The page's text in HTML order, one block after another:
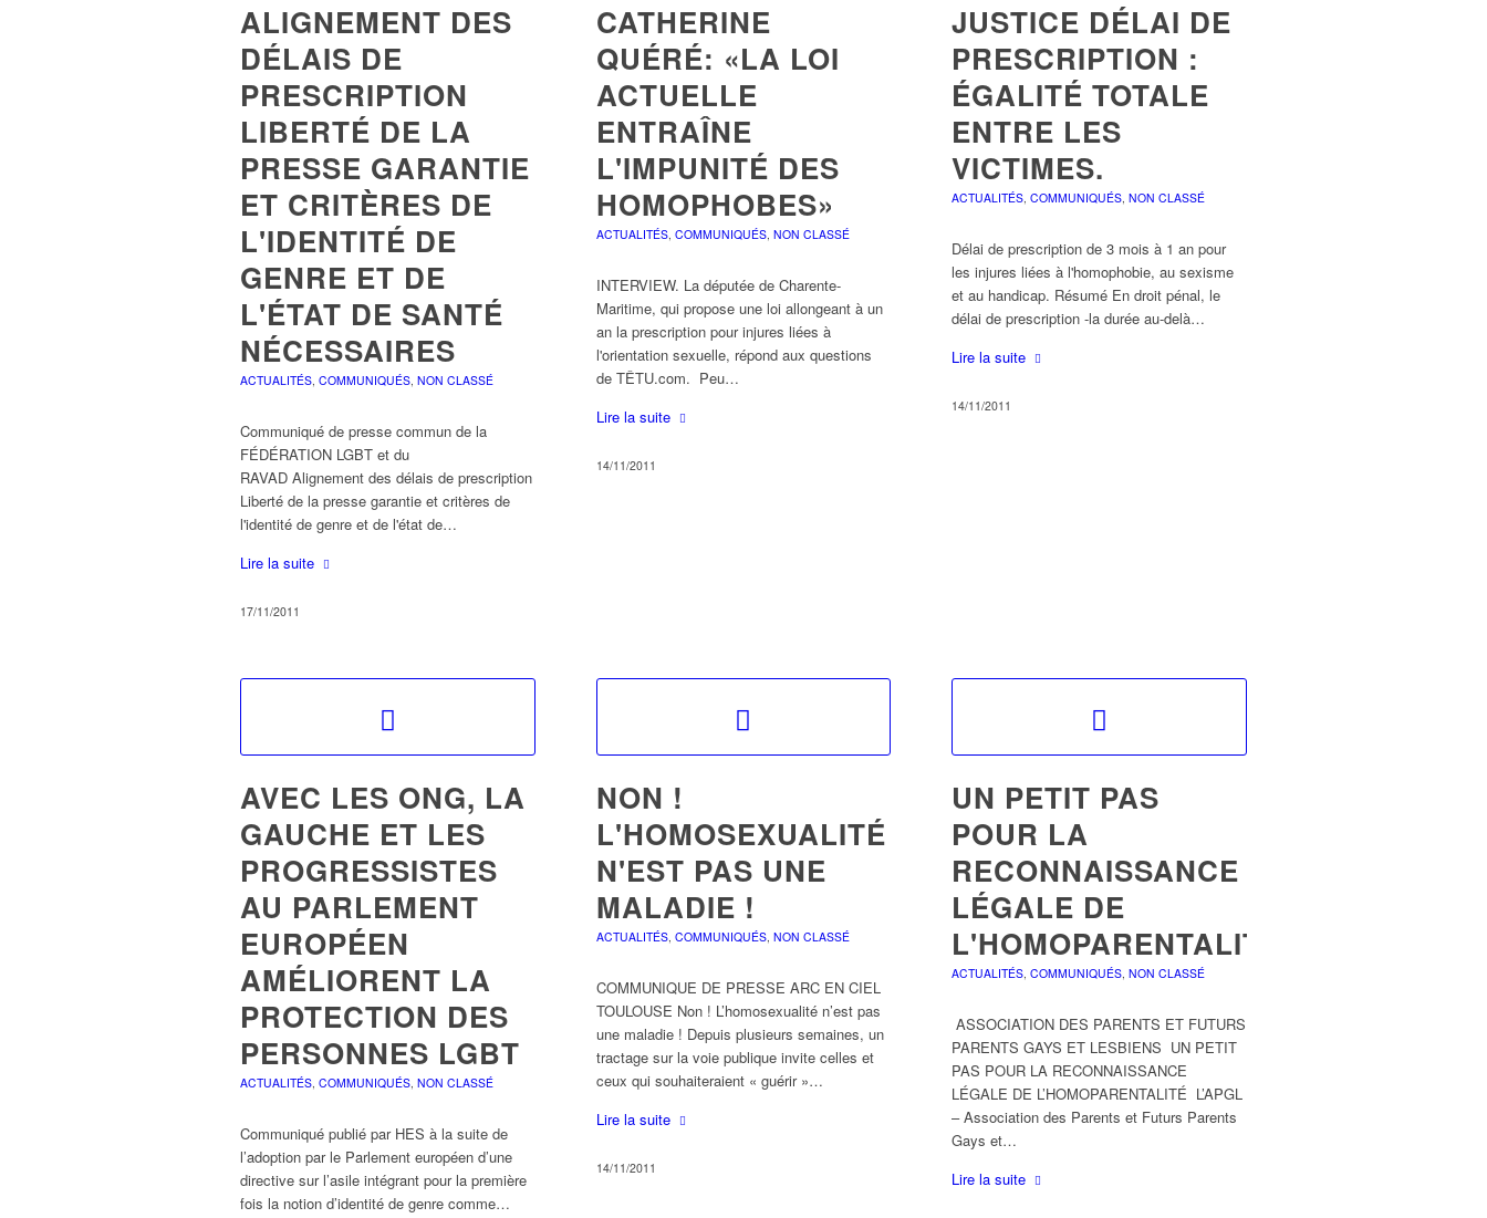
ALIGNEMENT DES
DÉLAIS DE
PRESCRIPTION
LIBERTÉ DE LA
PRESSE GARANTIE
ET CRITÈRES DE
L'IDENTITÉ DE
GENRE ET DE
L'ÉTAT DE SANTÉ
NÉCESSAIRES
ACTUALITÉS, COMMUNIQUÉS, NON CLASSÉ
Communiqué de presse commun de la
FÉDÉRATION LGBT et du
RAVAD Alignement des délais de prescription
Liberté de la presse garantie et critères de
l'identité de genre et de l'état de…
Lire la suite
17/11/2011
CATHERINE
QUÉRÉ: «LA LOI
ACTUELLE
ENTRAÎNE
L'IMPUNITÉ DES
HOMOPHOBES»
ACTUALITÉS, COMMUNIQUÉS, NON CLASSÉ
INTERVIEW. La députée de Charente-
Maritime, qui propose une loi allongeant à un
an la prescription pour injures liées à
l'orientation sexuelle, répond aux questions
de TÊTU.com. Peu…
Lire la suite
14/11/2011
JUSTICE DÉLAI DE
PRESCRIPTION :
ÉGALITÉ TOTALE
ENTRE LES
VICTIMES.
ACTUALITÉS,COMMUNIQUÉS,NON CLASSÉ
Délai de prescription de 3 mois à 1 an pour
les injures liées à l'homophobie, au sexisme
et au handicap. Résumé En droit pénal, le
délai de prescription -la durée au-delà…
Lire la suite
14/11/2011
AVEC LES ONG, LA
GAUCHE ET LES
PROGRESSISTES
AU PARLEMENT
EUROPÉEN
AMÉLIORENT LA
PROTECTION DES
PERSONNES LGBT
ACTUALITÉS, COMMUNIQUÉS, NON CLASSÉ
Communiqué publié par HES à la suite de
l’adoption par le Parlement européen d’une
directive sur l’asile intégrant pour la première
fois la notion d’identité de genre comme…
NON !
L'HOMOSEXUALITÉ
N'EST PAS UNE
MALADIE !
ACTUALITÉS, COMMUNIQUÉS, NON CLASSÉ
COMMUNIQUE DE PRESSE ARC EN CIEL
TOULOUSE Non ! L’homosexualité n’est pas
une maladie ! Depuis plusieurs semaines, un
tractage sur la voie publique invite celles et
ceux qui souhaiteraient « guérir »…
Lire la suite
14/11/2011
UN PETIT PAS
POUR LA
RECONNAISSANCE
LÉGALE DE
L'HOMOPARENTALITÉ
ACTUALITÉS,COMMUNIQUÉS,NON CLASSÉ
ASSOCIATION DES PARENTS ET FUTURS
PARENTS GAYS ET LESBIENS UN PETIT
PAS POUR LA RECONNAISSANCE
LÉGALE DE L’HOMOPARENTALITÉ L’APGL
– Association des Parents et Futurs Parents
Gays et…
Lire la suite